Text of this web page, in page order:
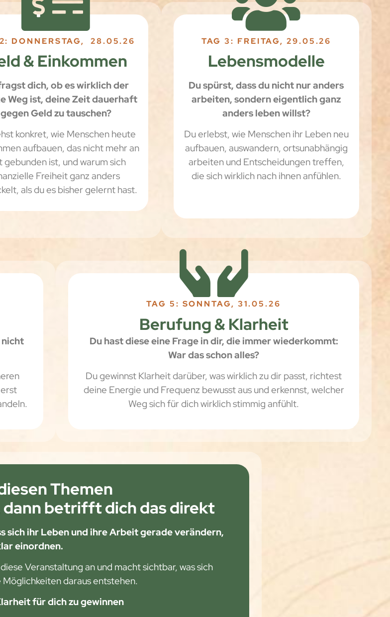
DONNERSTAG, 28.05.26
& Einkommen
dich, ob es wirklich der
Weg ist, deine Zeit dauerhaft
gegen Geld zu tauschen?
konkret, wie Menschen heute
aufbauen, das nicht mehr an
gebunden ist, und warum sich
Freiheit ganz anders
als du es bisher gelernt hast.
TAG 3: FREITAG, 29.05.26
Lebensmodelle
Du spürst, dass du nicht nur anders
arbeiten, sondern eigentlich ganz
anders leben willst?
Du erlebst, wie Menschen ihr Leben neu
aufbauen, auswandern, ortsunabhängig
arbeiten und Entscheidungen treffen,
die sich wirklich nach ihnen anfühlen.
nicht
TAG 5: SONNTAG, 31.05.26
Berufung & Klarheit
Du hast diese eine Frage in dir, die immer wiederkommt:
War das schon alles?
Du gewinnst Klarheit darüber, was wirklich zu dir passt, richtest
deine Energie und Frequenz bewusst aus und erkennst, welcher
Weg sich für dich wirklich stimmig anfühlt.
Themen
betrifft dich das direkt
sich ihr Leben und ihre Arbeit gerade verändern,
einordnen.
Veranstaltung an und macht sichtbar, was sich
daraus entstehen.
für dich zu gewinnen